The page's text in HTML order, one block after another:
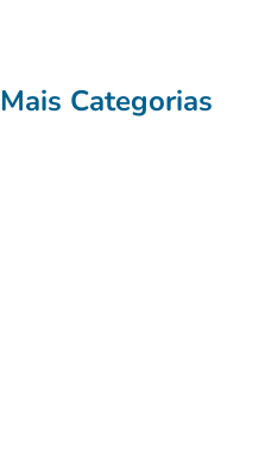
Mais Categorias